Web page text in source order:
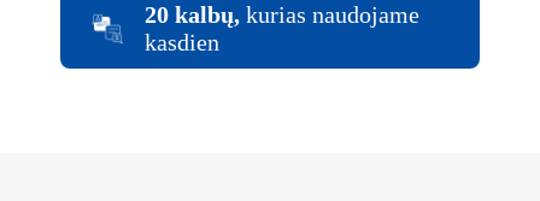
20 kalbų, kurias naudojame
kasdien